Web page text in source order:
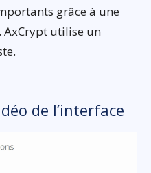
grâce à une
utilise un
de l’interface